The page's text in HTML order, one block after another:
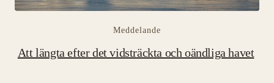
Meddelande
Att längta efter det vidsträckta och oändliga havet